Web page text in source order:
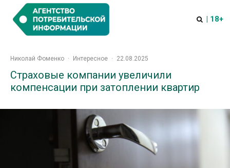
| 18+
Николай Фоменко · Интересное · 22.08.2025
Страховые компании увеличили
компенсации при затоплении квартир